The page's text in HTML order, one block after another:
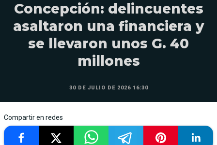
Concepción: delincuentes
asaltaron una financiera y
se llevaron unos G. 40
millones
30 DE JULIO DE 2026 16:30
Compartir en redes